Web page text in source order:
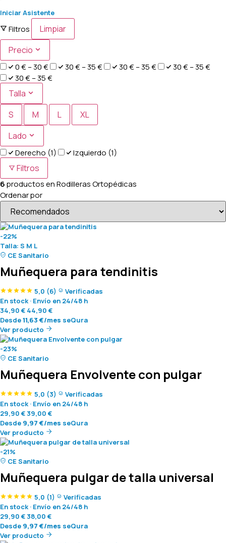
Iniciar Asistente
Filtros
Limpiar
Precio
0 € – 30 € 30 € – 35 € 30 € – 35 €
30 € – 35 €
30 € – 35 €
Talla
S
M L
XL
Lado
Derecho (1) Izquierdo (1)
Filtros
6productos enRodilleras Ortopédicas
Ordenar por
-22%
Talla: S M L
CE Sanitario
Muñequera para tendinitis
5,0 (6)
Verificadas
En stock · Envío en 24/48 h
34,90 € 44,90 €
Desde11,63 €/mes seQura
Ver producto
-23%
CE Sanitario
Muñequera Envolvente con pulgar
5,0 (3)
Verificadas
En stock · Envío en 24/48 h
29,90 €39,00 €
Desde 9,97 €/mes seQura
Ver producto
-21%
CE Sanitario
Muñequera pulgar de talla universal
5,0 (1)
Verificadas
En stock · Envío en 24/48 h
29,90 €38,00 €
Desde 9,97 €/mes seQura
Ver producto